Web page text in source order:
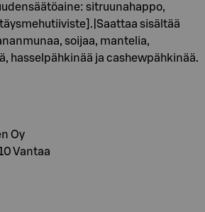
sitruunahappo,
sisältää
soijaa, mantelia,
hasselpähkinää ja cashewpähkinää.
Oy
Vantaa